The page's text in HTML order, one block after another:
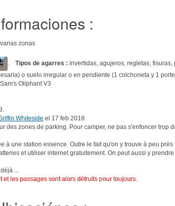
:
zonas
. Tipos de agarres : invertidas, agujeros, regletas, fisuras,
o suelo irregular o en pendiente (1 colchoneta y 1
Oliphant V3
Whiteside el 17 feb 2018
des zones de parking. Pour camper, ne pas s'enfoncer trop
une station essence. Outre le fait qu'on y trouve à peu
et utiliser internet gratuitement. On peut aussi y
...
les passages sont alors détruits pour toujours.